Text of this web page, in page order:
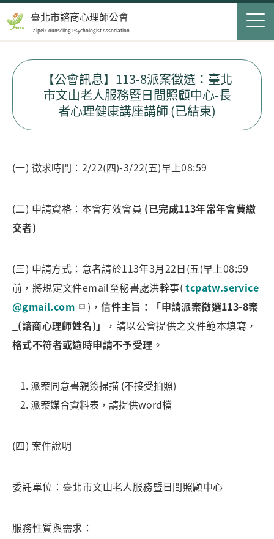
最新消息
會員服務
民眾服務
聯絡我們
登入 申請入會
搜尋
Jump to Navigation
Jump to Main content
【公會訊息】113-8派案徵選：臺北
市文山老人服務暨日間照顧中心-長
者心理健康講座講師 (已結束)
(一) 徵求時間：2/22(四)-3/22(五)早上08:59
(二) 申請資格：本會有效會員 (已完成113年常年會費繳
交者)
(三) 申請方式：意者請於113年3月22日(五)早上08:59
前，將規定文件email至秘書處洪幹事(tcpatw.service
@gmail.com
)，信件主旨：「申請派案徵選113-8案
_(諮商心理師姓名)」
，請以公會提供之文件範本填寫，
格式不符者或逾時申請不予受理 。
派案同意書親簽掃描 (不接受拍照)
派案媒合資料表，請提供word檔
(四) 案件說明
委託單位：臺北市文山老人服務暨日間照顧中心
服務性質與需求：
臺北市諮商心理師公會
Taipei Counseling Psychologist Association